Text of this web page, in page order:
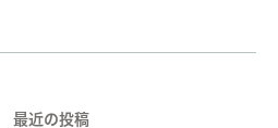
最近の投稿